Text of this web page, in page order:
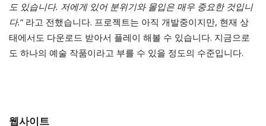
도 있습니다. 저에게 있어 분위기와 몰입은 매우 중요한 것입니
다.” 라고 전했습니다. 프로젝트는 아직 개발중이지만, 현재 상
태에서도 다운로드 받아서 플레이 해볼 수 있습니다. 지금으로
도 하나의 예술 작품이라고 부를 수 있을 정도의 수준입니다.
웹사이트